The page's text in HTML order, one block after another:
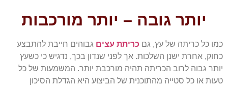
יותר גובה – יותר מורכבות
כמו כל כריתה של עץ, גם כריתת עצים גבוהים חייבת להתבצע
כחוק, אחרת ישנן השלכות. אך לפני שנדון בכך, נדגיש כי כשעץ
יותר גבוה לרוב הכריתה תהיה מורכבת יותר. המשמעות של כל
טעות או כל סטייה מהתוכנית של הביצוע היא הגדלת הסיכון